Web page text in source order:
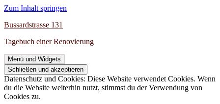
Zum Inhalt springen
Bussardstrasse 131
Tagebuch einer Renovierung
Menü und Widgets
Datenschutz und Cookies: Diese Website verwendet Cookies. Wenn
du die Website weiterhin nutzt, stimmst du der Verwendung von
Cookies zu.